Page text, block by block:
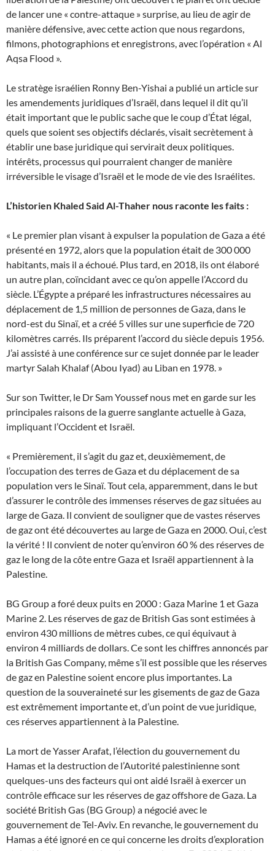
de lancer une « contre-attaque » surprise, au lieu de agir de
manière défensive, avec cette action que nous regardons,
filmons, photographions et enregistrons, avec l’opération « Al
Aqsa Flood ».
Le stratège israélien Ronny Ben-Yishai a publié un article sur
les amendements juridiques d’Israël, dans lequel il dit qu’il
était important que le public sache que le coup d’État légal,
quels que soient ses objectifs déclarés, visait secrètement à
établir une base juridique qui servirait deux politiques.
intérêts, processus qui pourraient changer de manière
irréversible le visage d’Israël et le mode de vie des Israélites.
L’historien Khaled Said Al-Thaher nous raconte les faits :
« Le premier plan visant à expulser la population de Gaza a été
présenté en 1972, alors que la population était de 300 000
habitants, mais il a échoué. Plus tard, en 2018, ils ont élaboré
un autre plan, coïncidant avec ce qu’on appelle l’Accord du
siècle. L’Égypte a préparé les infrastructures nécessaires au
déplacement de 1,5 million de personnes de Gaza, dans le
nord-est du Sinaï, et a créé 5 villes sur une superficie de 720
kilomètres carrés. Ils préparent l’accord du siècle depuis 1956.
J’ai assisté à une conférence sur ce sujet donnée par le leader
martyr Salah Khalaf (Abou Iyad) au Liban en 1978. »
Sur son Twitter, le Dr Sam Youssef nous met en garde sur les
principales raisons de la guerre sanglante actuelle à Gaza,
impliquant l’Occident et Israël.
« Premièrement, il s’agit du gaz et, deuxièmement, de
l’occupation des terres de Gaza et du déplacement de sa
population vers le Sinaï. Tout cela, apparemment, dans le but
d’assurer le contrôle des immenses réserves de gaz situées au
large de Gaza. Il convient de souligner que de vastes réserves
de gaz ont été découvertes au large de Gaza en 2000. Oui, c’est
la vérité ! Il convient de noter qu’environ 60 % des réserves de
gaz le long de la côte entre Gaza et Israël appartiennent à la
Palestine.
BG Group a foré deux puits en 2000 : Gaza Marine 1 et Gaza
Marine 2. Les réserves de gaz de British Gas sont estimées à
environ 430 millions de mètres cubes, ce qui équivaut à
environ 4 milliards de dollars. Ce sont les chiffres annoncés par
la British Gas Company, même s’il est possible que les réserves
de gaz en Palestine soient encore plus importantes. La
question de la souveraineté sur les gisements de gaz de Gaza
est extrêmement importante et, d’un point de vue juridique,
ces réserves appartiennent à la Palestine.
La mort de Yasser Arafat, l’élection du gouvernement du
Hamas et la destruction de l’Autorité palestinienne sont
quelques-uns des facteurs qui ont aidé Israël à exercer un
contrôle efficace sur les réserves de gaz offshore de Gaza. La
société British Gas (BG Group) a négocié avec le
gouvernement de Tel-Aviv. En revanche, le gouvernement du
Hamas a été ignoré en ce qui concerne les droits d’exploration